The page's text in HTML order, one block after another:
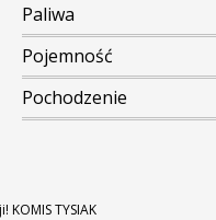
Paliwa
Pojemność
Pochodzenie
TYSIAK